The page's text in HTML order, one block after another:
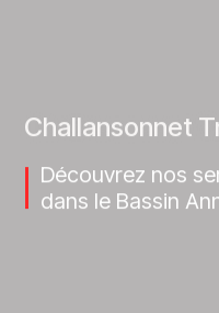
Challansonnet
Découvrez nos
dans le Bassin